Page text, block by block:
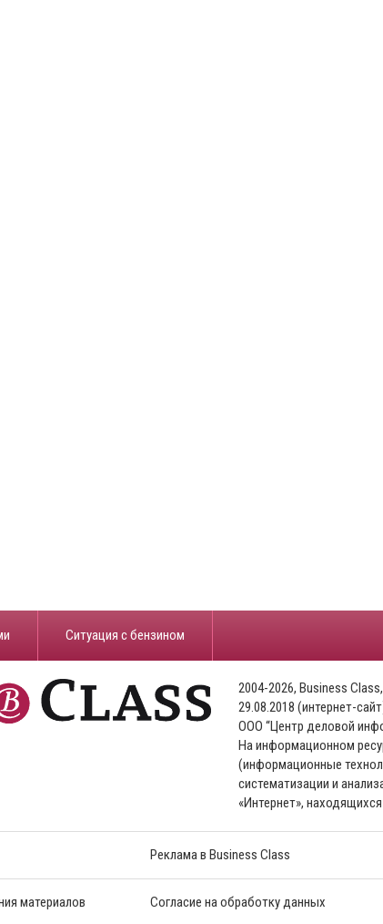
​Ситуация с бензином
2004-2026, Business Class,
29.08.2018 (интернет-
ООО “Центр деловой
На информационном
(информационные
систематизации и
«Интернет»,
Реклама в Business Class
материалов Согласие на обработку данных